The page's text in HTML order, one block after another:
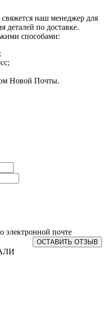
наш менеджер для
деталей по доставке.
способами:
Новой Почты.
электронной почте
ОСТАВИТЬ ОТЗЫВ